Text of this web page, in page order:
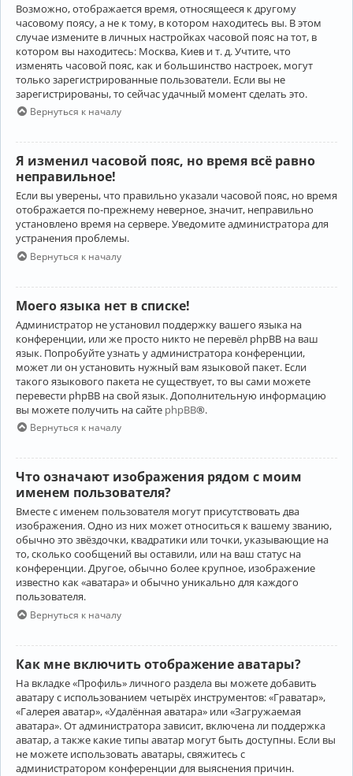
Возможно, отображается время, относящееся к другому
часовому поясу, а не к тому, в котором находитесь вы. В этом
случае измените в личных настройках часовой пояс на тот, в
котором вы находитесь: Москва, Киев и т. д. Учтите, что
изменять часовой пояс, как и большинство настроек, могут
только зарегистрированные пользователи. Если вы не
зарегистрированы, то сейчас удачный момент сделать это.
Вернуться к началу
Я изменил часовой пояс, но время всё равно
неправильное!
Если вы уверены, что правильно указали часовой пояс, но время
отображается по-прежнему неверное, значит, неправильно
установлено время на сервере. Уведомите администратора для
устранения проблемы.
Вернуться к началу
Моего языка нет в списке!
Администратор не установил поддержку вашего языка на
конференции, или же просто никто не перевёл phpBB на ваш
язык. Попробуйте узнать у администратора конференции,
может ли он установить нужный вам языковой пакет. Если
такого языкового пакета не существует, то вы сами можете
перевести phpBB на свой язык. Дополнительную информацию
вы можете получить на сайте phpBB®.
Вернуться к началу
Что означают изображения рядом с моим
именем пользователя?
Вместе с именем пользователя могут присутствовать два
изображения. Одно из них может относиться к вашему званию,
обычно это звёздочки, квадратики или точки, указывающие на
то, сколько сообщений вы оставили, или на ваш статус на
конференции. Другое, обычно более крупное, изображение
известно как «аватара» и обычно уникально для каждого
пользователя.
Вернуться к началу
Как мне включить отображение аватары?
На вкладке «Профиль» личного раздела вы можете добавить
аватару с использованием четырёх инструментов: «Граватар»,
«Галерея аватар», «Удалённая аватара» или «Загружаемая
аватара». От администратора зависит, включена ли поддержка
аватар, а также какие типы аватар могут быть доступны. Если вы
не можете использовать аватары, свяжитесь с
администратором конференции для выяснения причин.